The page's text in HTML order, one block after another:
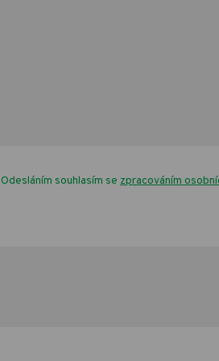
Odesláním souhlasím se zpracováním